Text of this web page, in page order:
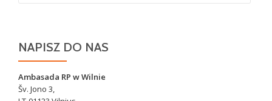
NAPISZ DO NAS
Ambasada RP w Wilnie
Šv. Jono 3,